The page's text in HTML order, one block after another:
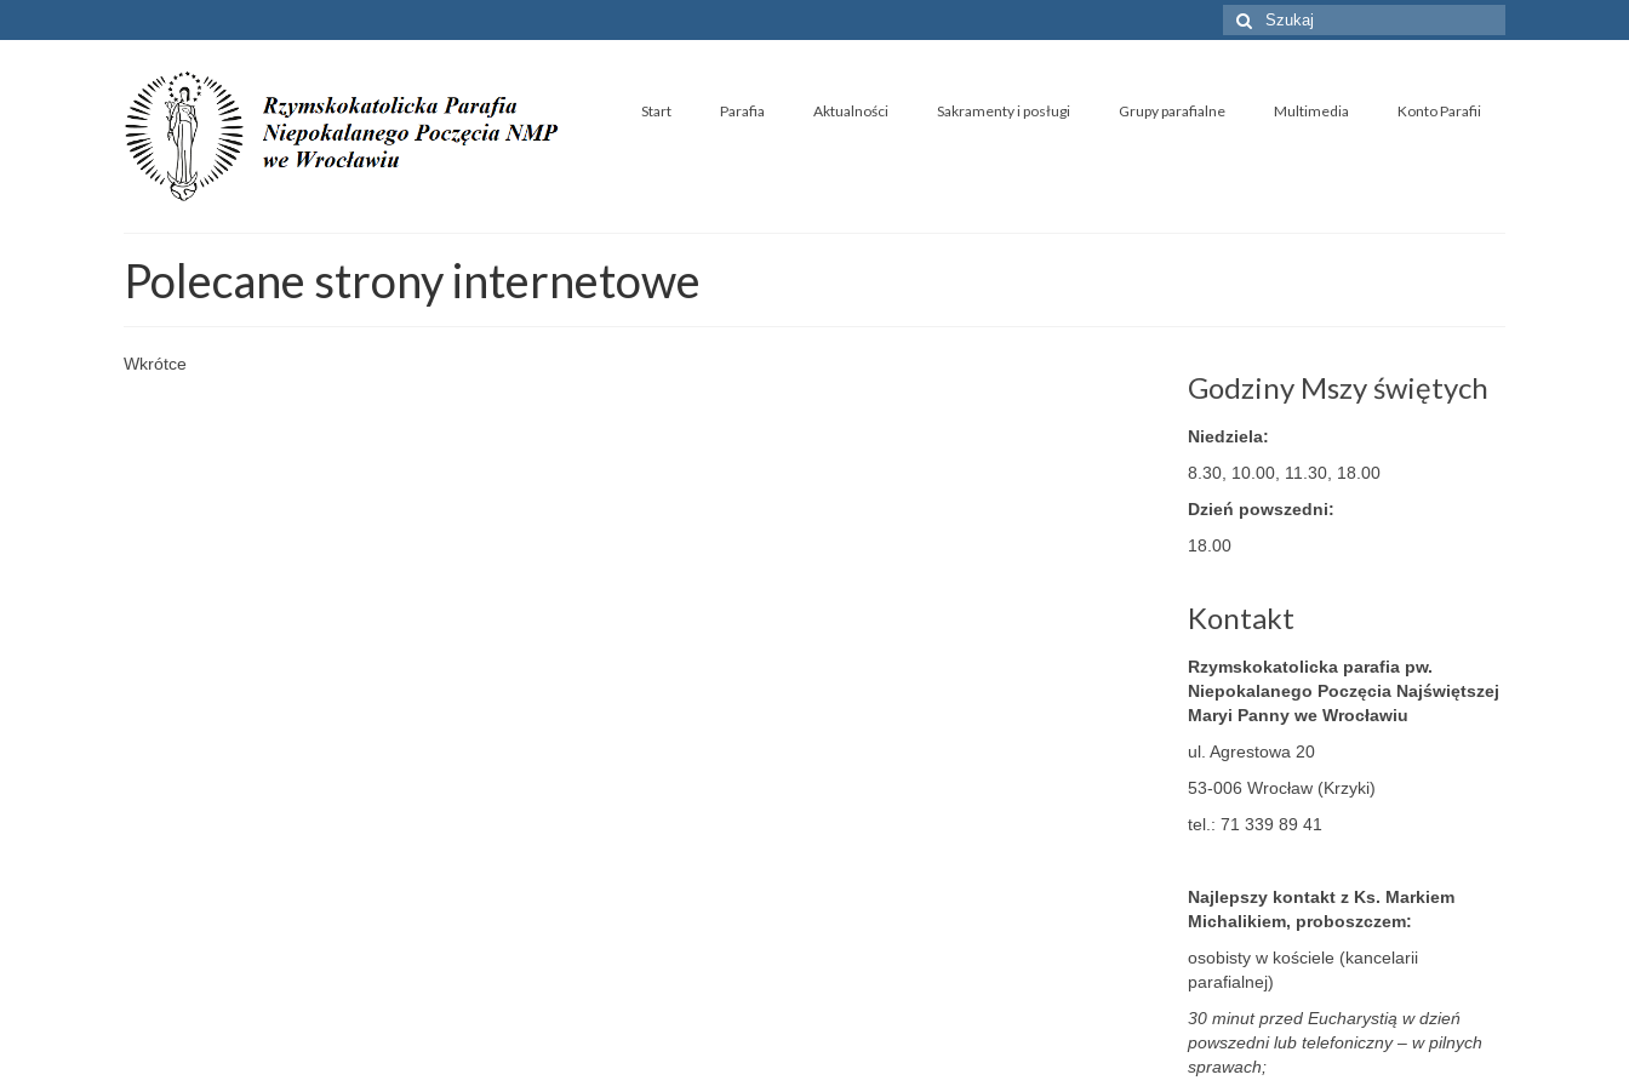
Szuklaj
w:
Start Parafia Aktualności Sakramenty i posługi Grupy parafialne Multimedia Konto Parafii
Polecane strony internetowe
Wkrótce
Godziny Mszy świętych
Niedziela:
8.30, 10.00, 11.30, 18.00
Dzień powszedni:
18.00
Kontakt
Rzymskokatolicka parafia pw.
Niepokalanego Poczęcia Najświętszej
Maryi Panny we Wrocławiu
ul. Agrestowa 20
53-006 Wrocław (Krzyki)
tel.: 71 339 89 41
Najlepszy kontakt z Ks. Markiem
Michalikiem, proboszczem:
osobisty w kościele (kancelarii
parafialnej)
30 minut przed Eucharystią w dzień
powszedni lub telefoniczny – w pilnych
sprawach;